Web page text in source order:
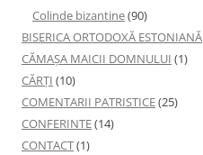
Colinde bizantine(90)
BISERICA ORTODOXĂ ESTONIANĂ
CĂMAȘA MAICII DOMNULUI (1)
CĂRȚI (10)
COMENTARII PATRISTICE(25)
CONFERINTE(14)
CONTACT(1)